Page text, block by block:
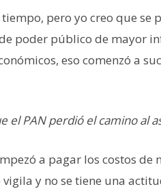
pero yo creo que se
poder público de mayor
eso comenzó a
el PAN perdió el camino al
a pagar los costos de
vigila y no se tiene una